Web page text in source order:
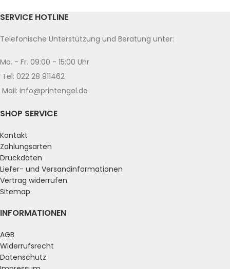
SERVICE HOTLINE
Telefonische Unterstützung und Beratung unter:
Mo. - Fr. 09:00 - 15:00 Uhr
Tel: 022 28 911462
Mail: info@printengel.de
SHOP SERVICE
Kontakt
Zahlungsarten
Druckdaten
Liefer- und Versandinformationen
Vertrag widerrufen
Sitemap
INFORMATIONEN
AGB
Widerrufsrecht
Datenschutz